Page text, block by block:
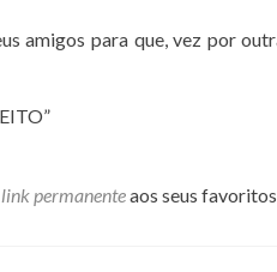
amigos para que, vez por
link permanenteaos seus